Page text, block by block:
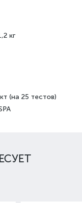
кг
(на 25 тестов)